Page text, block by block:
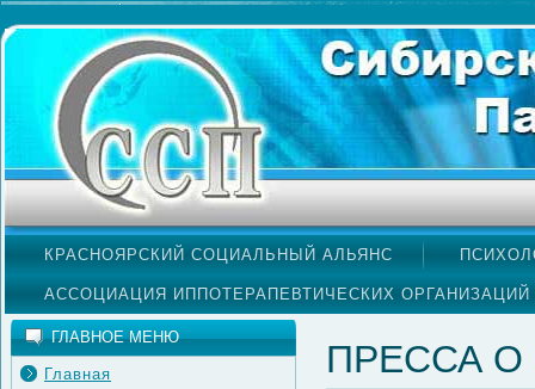
КРАСНОЯРСКИЙ СОЦИАЛЬНЫЙ АЛЬЯНС
АССОЦИАЦИЯ ИППОТЕРАПЕВТИЧЕСКИХ
ГЛАВНОЕ МЕНЮ
Главная
ПРЕССА О